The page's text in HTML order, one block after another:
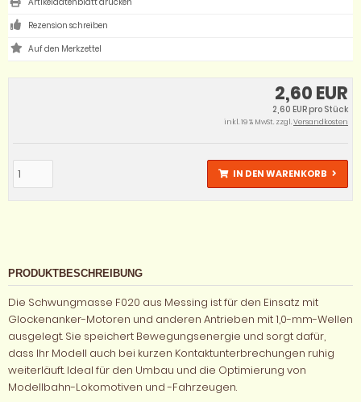
2,60 EUR
2,60 EUR pro Stück
inkl. 19 % MwSt. zzgl.Versandkosten
IN DEN WARENKORB
Rezension schreiben
PRODUKTBESCHREIBUNG
Die Schwungmasse F020 aus Messing ist für den Einsatz mit
Glockenanker-Motoren und anderen Antrieben mit 1,0-mm-Wellen
ausgelegt. Sie speichert Bewegungsenergie und sorgt dafür,
dass Ihr Modell auch bei kurzen Kontaktunterbrechungen ruhig
weiterläuft. Ideal für den Umbau und die Optimierung von
Modellbahn-Lokomotiven und -Fahrzeugen.